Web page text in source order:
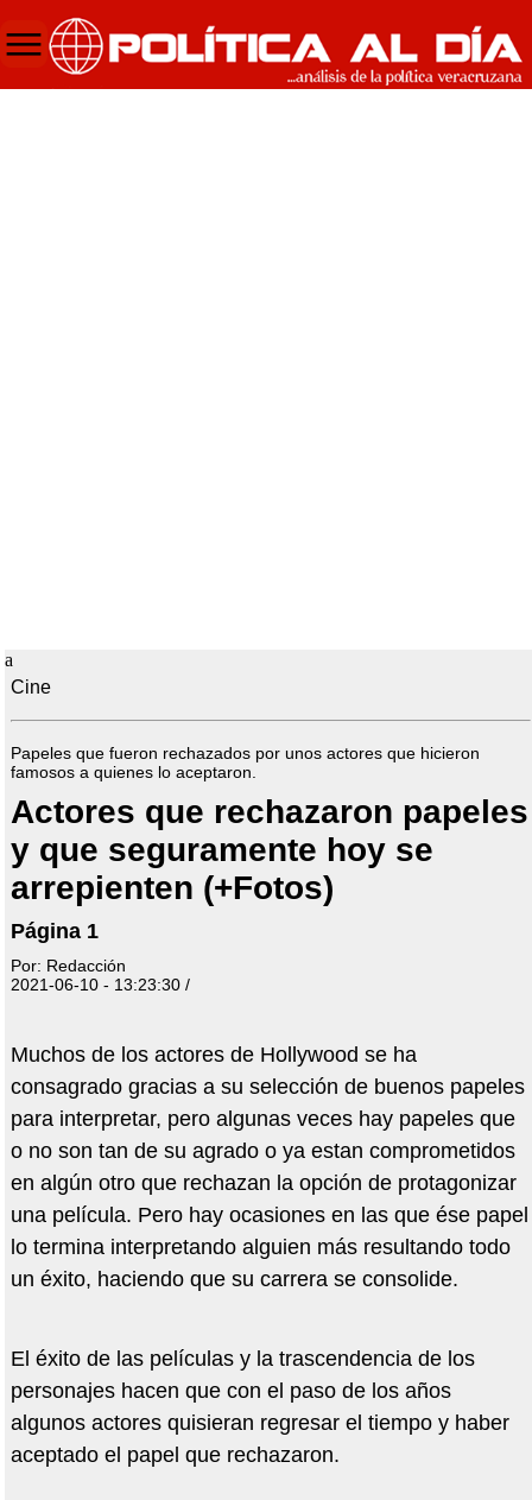
a
Cine
Papeles que fueron rechazados por unos actores que hicieron
famosos a quienes lo aceptaron.
Actores que rechazaron papeles
y que seguramente hoy se
arrepienten (+Fotos)
Página 1
Por: Redacción
2021-06-10 - 13:23:30 /
Muchos de los actores de Hollywood se ha
consagrado gracias a su selección de buenos papeles
para interpretar, pero algunas veces hay papeles que
o no son tan de su agrado o ya estan comprometidos
en algún otro que rechazan la opción de protagonizar
una película. Pero hay ocasiones en las que ése papel
lo termina interpretando alguien más resultando todo
un éxito, haciendo que su carrera se consolide.
El éxito de las películas y la trascendencia de los
personajes hacen que con el paso de los años
algunos actores quisieran regresar el tiempo y haber
aceptado el papel que rechazaron.